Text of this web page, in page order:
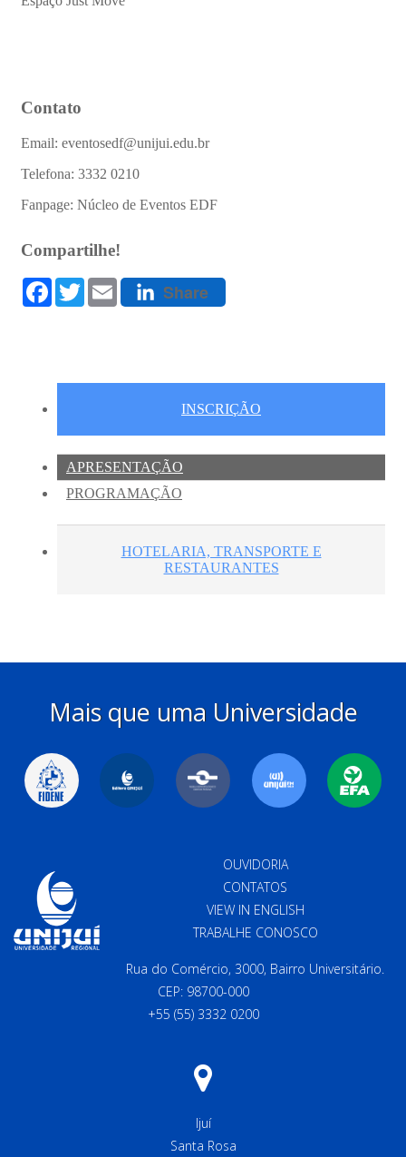
Mais que uma Universidade
OUVIDORIA
CONTATOS
VIEW IN ENGLISH
TRABALHE CONOSCO
Rua do Comércio, 3000, Bairro Universitário.
CEP: 98700-000
+55 (55) 3332 0200
Ijuí
Santa Rosa